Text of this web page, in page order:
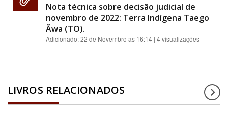
Nota técnica sobre decisão judicial de
novembro de 2022: Terra Indígena Taego
Ãwa (TO).
Adicionado:22 de Novembro as 16:14 | 4 visualizações
LIVROS RELACIONADOS